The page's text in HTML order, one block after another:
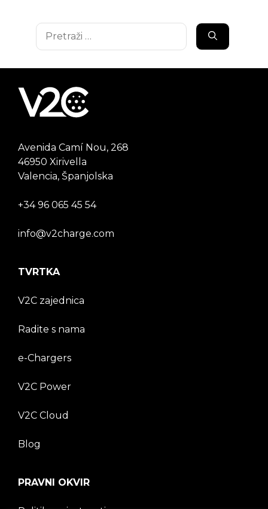
Pretraži:
Avenida Camí Nou, 268
46950 Xirivella
Valencia, Španjolska
+34 96 065 45 54
info@v2charge.com
TVRTKA
V2C zajednica
Radite s nama
e-Chargers
V2C Power
V2C Cloud
Blog
PRAVNI OKVIR